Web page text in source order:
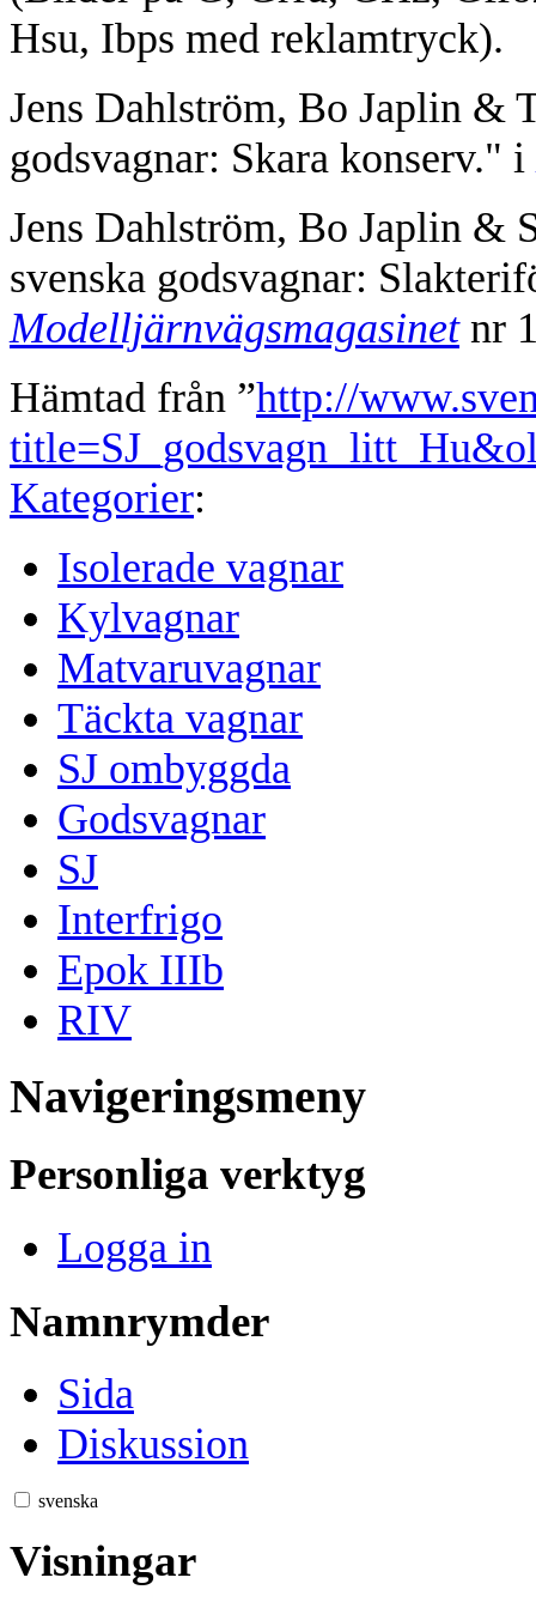
Hsu, Ibps med reklamtryck).
Jens Dahlström, Bo Japlin &
godsvagnar: Skara konserv." i
Jens Dahlström, Bo Japlin &
svenska godsvagnar:
Modelljärnvägsmagasinetnr
Hämtad från ”http://
Kategorier:
Isolerade vagnar
Kylvagnar
Matvaruvagnar
Täckta vagnar
SJ ombyggda
Godsvagnar
SJ
Interfrigo
Epok IIIb
RIV
Navigeringsmeny
Personliga verktyg
Logga in
Namnrymder
Sida
Diskussion
svenska
Visningar